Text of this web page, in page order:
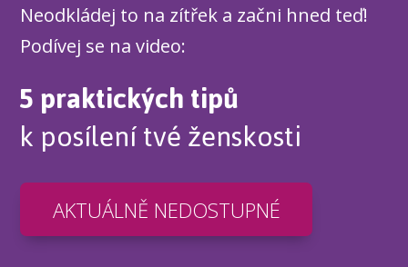
Neodkládej to na zítřek a začni hned teď!
Podívej se na video:
5 praktických tipů
k posílení tvé ženskosti
AKTUÁLNĚ NEDOSTUPNÉ